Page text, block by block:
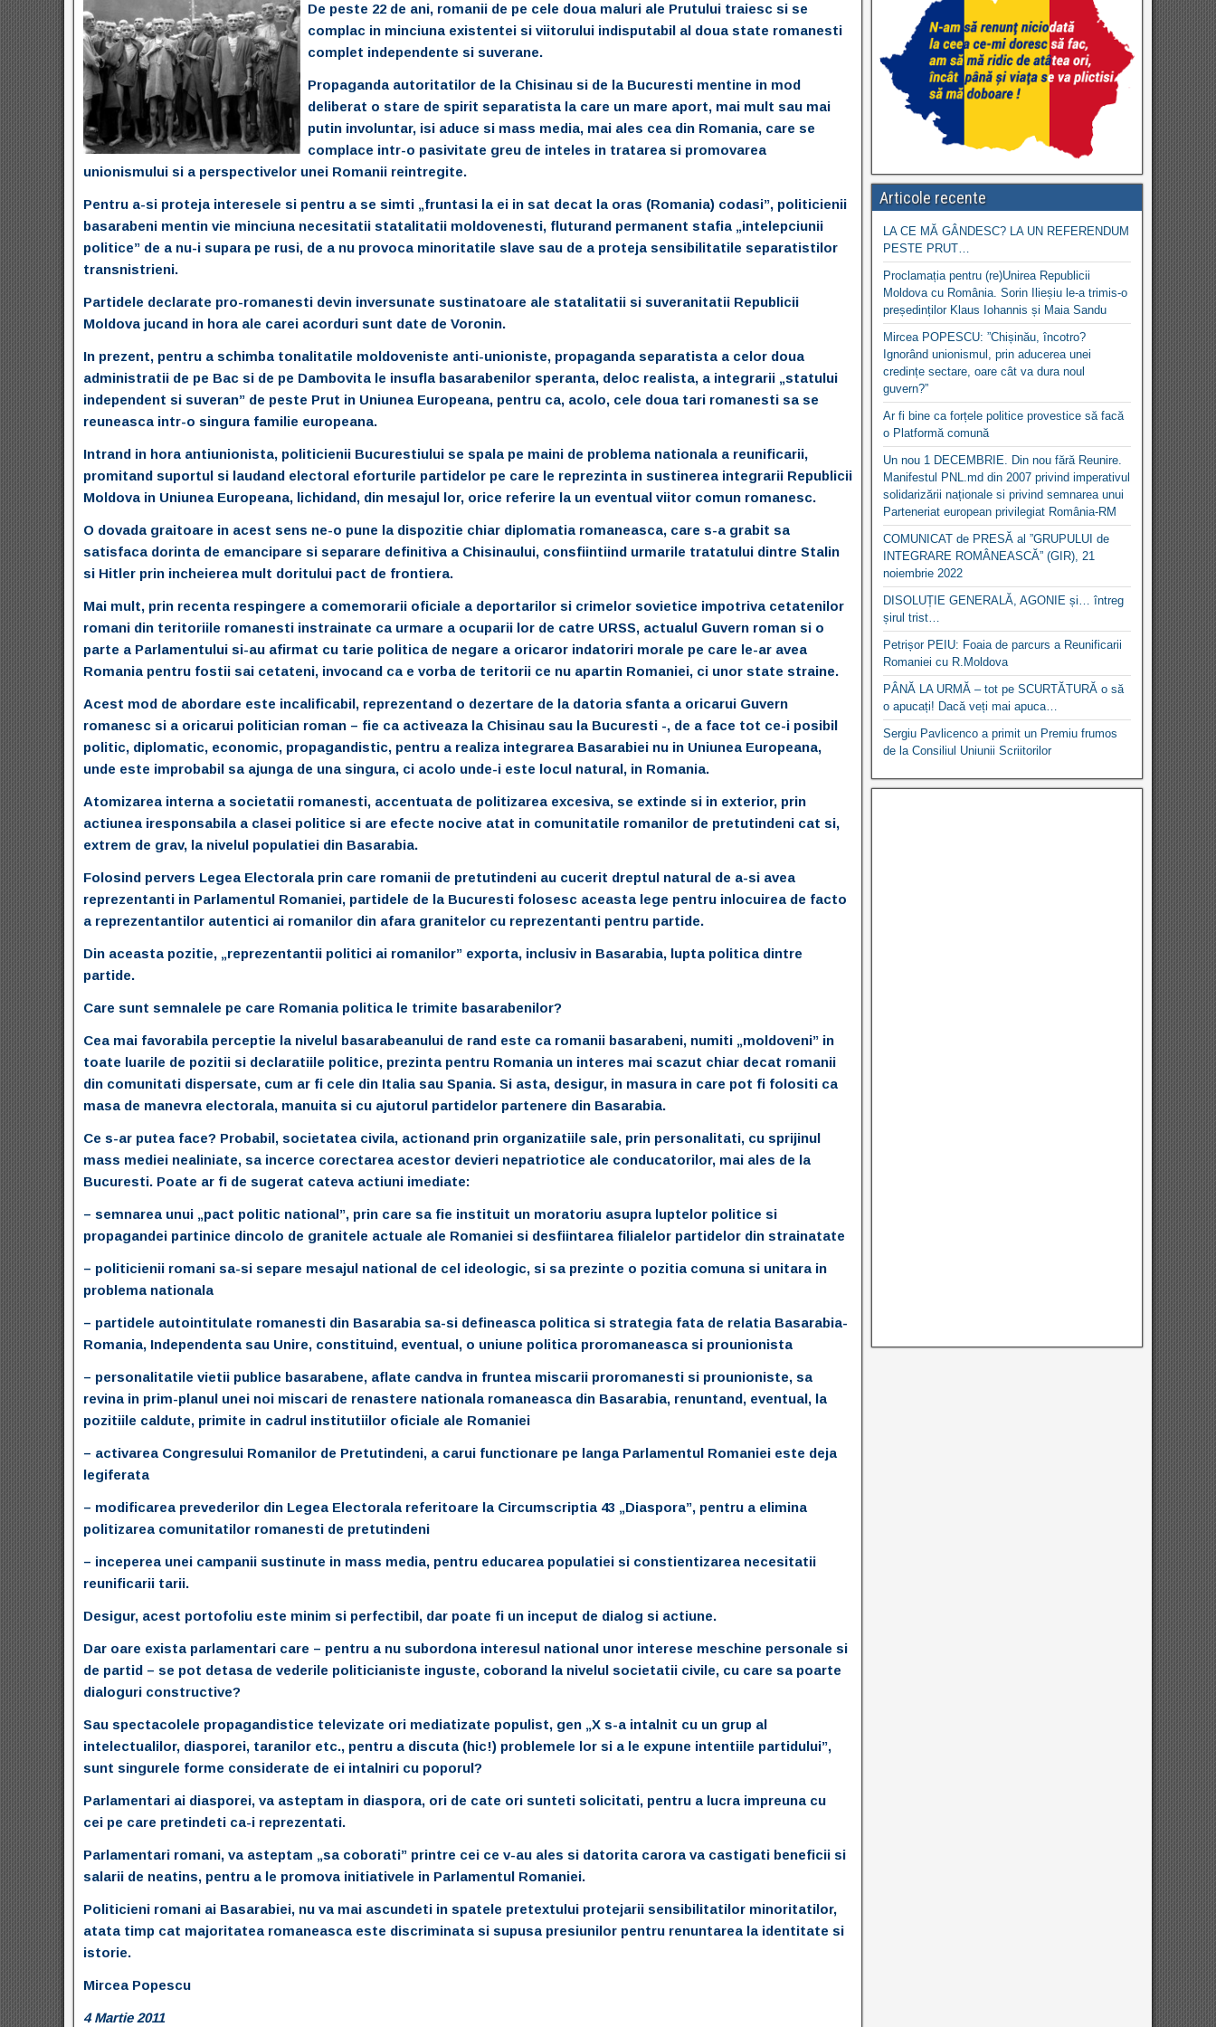
De peste 22 de ani, romanii de pe cele doua maluri ale Prutului traiesc si se
complac in minciuna existentei si viitorului indisputabil al doua state romanesti
complet independente si suverane.
Propaganda autoritatilor de la Chisinau si de la Bucuresti mentine in mod
deliberat o stare de spirit separatista la care un mare aport, mai mult sau mai
putin involuntar, isi aduce si mass media, mai ales cea din Romania, care se
complace intr-o pasivitate greu de inteles in tratarea si promovarea
unionismului si a perspectivelor unei Romanii reintregite.
Pentru a-si proteja interesele si pentru a se simti „fruntasi la ei in sat decat la oras (Romania) codasi”, politicienii
basarabeni mentin vie minciuna necesitatii statalitatii moldovenesti, fluturand permanent stafia „intelepciunii
politice” de a nu-i supara pe rusi, de a nu provoca minoritatile slave sau de a proteja sensibilitatile separatistilor
transnistrieni.
Partidele declarate pro-romanesti devin inversunate sustinatoare ale statalitatii si suveranitatii Republicii
Moldova jucand in hora ale carei acorduri sunt date de Voronin.
In prezent, pentru a schimba tonalitatile moldoveniste anti-unioniste, propaganda separatista a celor doua
administratii de pe Bac si de pe Dambovita le insufla basarabenilor speranta, deloc realista, a integrarii „statului
independent si suveran” de peste Prut in Uniunea Europeana, pentru ca, acolo, cele doua tari romanesti sa se
reuneasca intr-o singura familie europeana.
Intrand in hora antiunionista, politicienii Bucurestiului se spala pe maini de problema nationala a reunificarii,
promitand suportul si laudand electoral eforturile partidelor pe care le reprezinta in sustinerea integrarii Republicii
Moldova in Uniunea Europeana, lichidand, din mesajul lor, orice referire la un eventual viitor comun romanesc.
O dovada graitoare in acest sens ne-o pune la dispozitie chiar diplomatia romaneasca, care s-a grabit sa
satisfaca dorinta de emancipare si separare definitiva a Chisinaului, consfiintiind urmarile tratatului dintre Stalin
si Hitler prin incheierea mult doritului pact de frontiera.
Mai mult, prin recenta respingere a comemorarii oficiale a deportarilor si crimelor sovietice impotriva cetatenilor
romani din teritoriile romanesti instrainate ca urmare a ocuparii lor de catre URSS, actualul Guvern roman si o
parte a Parlamentului si-au afirmat cu tarie politica de negare a oricaror indatoriri morale pe care le-ar avea
Romania pentru fostii sai cetateni, invocand ca e vorba de teritorii ce nu apartin Romaniei, ci unor state straine.
Acest mod de abordare este incalificabil, reprezentand o dezertare de la datoria sfanta a oricarui Guvern
romanesc si a oricarui politician roman – fie ca activeaza la Chisinau sau la Bucuresti -, de a face tot ce-i posibil
politic, diplomatic, economic, propagandistic, pentru a realiza integrarea Basarabiei nu in Uniunea Europeana,
unde este improbabil sa ajunga de una singura, ci acolo unde-i este locul natural, in Romania.
Atomizarea interna a societatii romanesti, accentuata de politizarea excesiva, se extinde si in exterior, prin
actiunea iresponsabila a clasei politice si are efecte nocive atat in comunitatile romanilor de pretutindeni cat si,
extrem de grav, la nivelul populatiei din Basarabia.
Folosind pervers Legea Electorala prin care romanii de pretutindeni au cucerit dreptul natural de a-si avea
reprezentanti in Parlamentul Romaniei, partidele de la Bucuresti folosesc aceasta lege pentru inlocuirea de facto
a reprezentantilor autentici ai romanilor din afara granitelor cu reprezentanti pentru partide.
Din aceasta pozitie, „reprezentantii politici ai romanilor” exporta, inclusiv in Basarabia, lupta politica dintre
partide.
Care sunt semnalele pe care Romania politica le trimite basarabenilor?
Cea mai favorabila perceptie la nivelul basarabeanului de rand este ca romanii basarabeni, numiti „moldoveni” in
toate luarile de pozitii si declaratiile politice, prezinta pentru Romania un interes mai scazut chiar decat romanii
din comunitati dispersate, cum ar fi cele din Italia sau Spania. Si asta, desigur, in masura in care pot fi folositi ca
masa de manevra electorala, manuita si cu ajutorul partidelor partenere din Basarabia.
Ce s-ar putea face? Probabil, societatea civila, actionand prin organizatiile sale, prin personalitati, cu sprijinul
mass mediei nealiniate, sa incerce corectarea acestor devieri nepatriotice ale conducatorilor, mai ales de la
Bucuresti. Poate ar fi de sugerat cateva actiuni imediate:
– semnarea unui „pact politic national”, prin care sa fie instituit un moratoriu asupra luptelor politice si
propagandei partinice dincolo de granitele actuale ale Romaniei si desfiintarea filialelor partidelor din strainatate
– politicienii romani sa-si separe mesajul national de cel ideologic, si sa prezinte o pozitia comuna si unitara in
problema nationala
– partidele autointitulate romanesti din Basarabia sa-si defineasca politica si strategia fata de relatia Basarabia-
Romania, Independenta sau Unire, constituind, eventual, o uniune politica proromaneasca si prounionista
– personalitatile vietii publice basarabene, aflate candva in fruntea miscarii proromanesti si prounioniste, sa
revina in prim-planul unei noi miscari de renastere nationala romaneasca din Basarabia, renuntand, eventual, la
pozitiile caldute, primite in cadrul institutiilor oficiale ale Romaniei
– activarea Congresului Romanilor de Pretutindeni, a carui functionare pe langa Parlamentul Romaniei este deja
legiferata
– modificarea prevederilor din Legea Electorala referitoare la Circumscriptia 43 „Diaspora”, pentru a elimina
politizarea comunitatilor romanesti de pretutindeni
– inceperea unei campanii sustinute in mass media, pentru educarea populatiei si constientizarea necesitatii
reunificarii tarii.
Desigur, acest portofoliu este minim si perfectibil, dar poate fi un inceput de dialog si actiune.
Dar oare exista parlamentari care – pentru a nu subordona interesul national unor interese meschine personale si
de partid – se pot detasa de vederile politicianiste inguste, coborand la nivelul societatii civile, cu care sa poarte
dialoguri constructive?
Sau spectacolele propagandistice televizate ori mediatizate populist, gen „X s-a intalnit cu un grup al
intelectualilor, diasporei, taranilor etc., pentru a discuta (hic!) problemele lor si a le expune intentiile partidului”,
sunt singurele forme considerate de ei intalniri cu poporul?
Parlamentari ai diasporei, va asteptam in diaspora, ori de cate ori sunteti solicitati, pentru a lucra impreuna cu
cei pe care pretindeti ca-i reprezentati.
Parlamentari romani, va asteptam „sa coborati” printre cei ce v-au ales si datorita carora va castigati beneficii si
salarii de neatins, pentru a le promova initiativele in Parlamentul Romaniei.
Politicieni romani ai Basarabiei, nu va mai ascundeti in spatele pretextului protejarii sensibilitatilor minoritatilor,
atata timp cat majoritatea romaneasca este discriminata si supusa presiunilor pentru renuntarea la identitate si
istorie.
Mircea Popescu
4 Martie 2011
Articole recente
LA CE MĂ GÂNDESC? LA UN REFERENDUM
PESTE PRUT…
Proclamația pentru (re)Unirea Republicii
Moldova cu România. Sorin Ilieșiu le-a trimis-o
președinților Klaus Iohannis și Maia Sandu
Mircea POPESCU: ”Chișinău, încotro?
Ignorând unionismul, prin aducerea unei
credințe sectare, oare cât va dura noul
guvern?”
Ar fi bine ca forțele politice provestice să facă
o Platformă comună
Un nou 1 DECEMBRIE. Din nou fără Reunire.
Manifestul PNL.md din 2007 privind imperativul
solidarizării naționale si privind semnarea unui
Parteneriat european privilegiat România-RM
COMUNICAT de PRESĂ al ”GRUPULUI de
INTEGRARE ROMÂNEASCĂ” (GIR), 21
noiembrie 2022
DISOLUȚIE GENERALĂ, AGONIE și… întreg
șirul trist…
Petrișor PEIU: Foaia de parcurs a Reunificarii
Romaniei cu R.Moldova
PÂNĂ LA URMĂ – tot pe SCURTĂTURĂ o să
o apucați! Dacă veți mai apuca…
Sergiu Pavlicenco a primit un Premiu frumos
de la Consiliul Uniunii Scriitorilor